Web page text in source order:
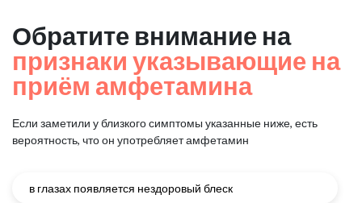
Обратите внимание на
признаки указывающие на
приём амфетамина
Если заметили у близкого симптомы указанные ниже, есть
вероятность, что он употребляет амфетамин
в глазах появляется нездоровый блеск